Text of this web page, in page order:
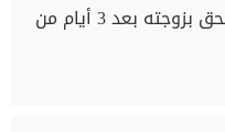
حزنا عليها.. زوج يلحق بزوجته بعد 3 أيام من